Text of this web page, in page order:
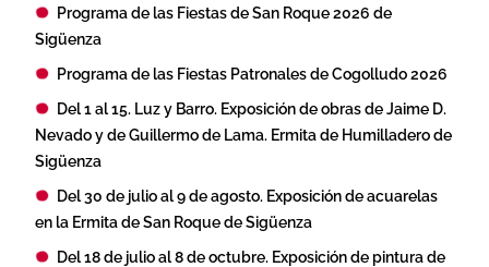
Programa de las Fiestas de San Roque 2026 de
Sigüenza
Programa de las Fiestas Patronales de Cogolludo 2026
Del 1 al 15. Luz y Barro. Exposición de obras de Jaime D.
Nevado y de Guillermo de Lama. Ermita de Humilladero de
Sigüenza
Del 30 de julio al 9 de agosto. Exposición de acuarelas
en la Ermita de San Roque de Sigüenza
Del 18 de julio al 8 de octubre. Exposición de pintura de